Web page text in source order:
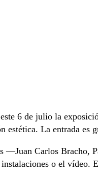
6 de julio la
estética. La entrada
—Juan Carlos
o el